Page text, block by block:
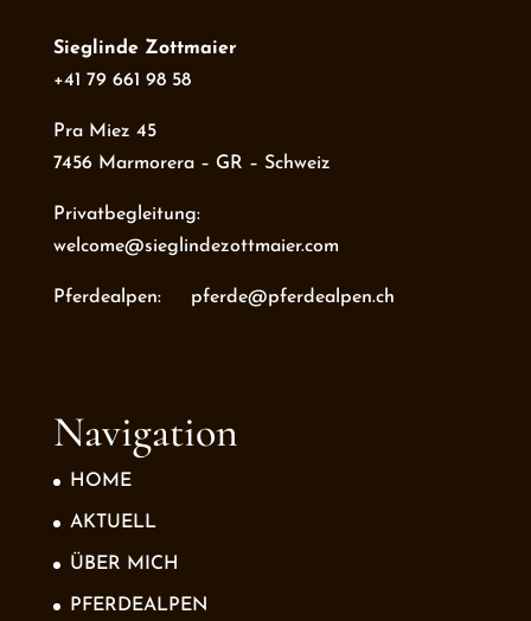
Sieglinde Zottmaier
+41 79 661 98 58
Pra Miez 45
7456 Marmorera – GR – Schweiz
Privatbegleitung:
welcome@sieglindezottmaier.com
Pferdealpen: pferde@pferdealpen.ch
Navigation
HOME
AKTUELL
ÜBER MICH
PFERDEALPEN